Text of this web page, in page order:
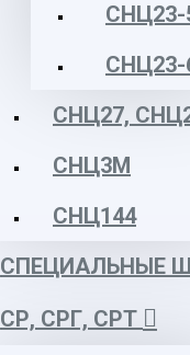
СНЦ23-
СНЦ23-
СНЦ27,
СНЦ3М
СНЦ144
СПЕЦИАЛЬНЫЕ
СР, СРГ, СРТ